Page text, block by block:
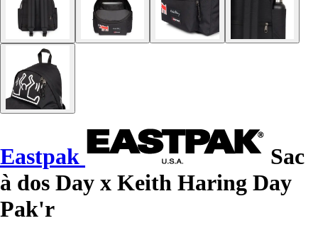
Eastpak
Sac
à dos Day x Keith Haring Day
Pak'r